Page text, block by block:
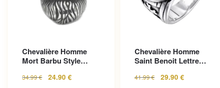
Chevalière Homme
Mort Barbu Style
Inoxy...
34.99€ 24.90 €
Chevalière Homme
Saint Benoit Lettre
41.99€ 29.90 €